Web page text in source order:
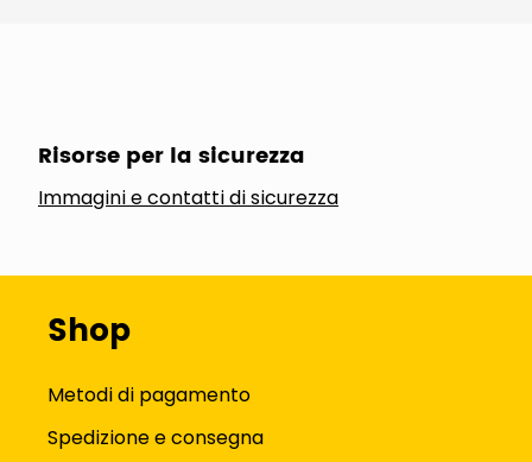
Risorse per la sicurezza
Immagini e contatti di sicurezza
Shop
Metodi di pagamento
Spedizione e consegna